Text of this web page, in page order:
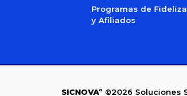
Programas de
y Afiliados
SICNOVAº ©2026 Soluciones